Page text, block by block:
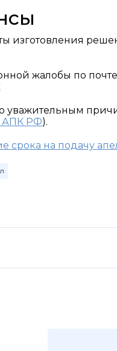
изготовления
жалобы по
уважительным
АПК РФ).
срока на подачу